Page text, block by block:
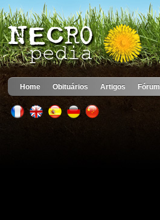
Home Obituários Artigos Fórum